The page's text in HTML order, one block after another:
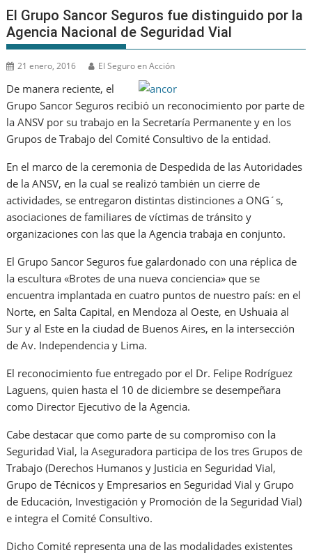
El Grupo Sancor Seguros fue distinguido por la
Agencia Nacional de Seguridad Vial
21 enero, 2016 El Seguro en Acción
De manera reciente, el
Grupo Sancor Seguros recibió un reconocimiento por parte de
la ANSV por su trabajo en la Secretaría Permanente y en los
Grupos de Trabajo del Comité Consultivo de la entidad.
En el marco de la ceremonia de Despedida de las Autoridades
de la ANSV, en la cual se realizó también un cierre de
actividades, se entregaron distintas distinciones a ONG´s,
asociaciones de familiares de víctimas de tránsito y
organizaciones con las que la Agencia trabaja en conjunto.
El Grupo Sancor Seguros fue galardonado con una réplica de
la escultura «Brotes de una nueva conciencia» que se
encuentra implantada en cuatro puntos de nuestro país: en el
Norte, en Salta Capital, en Mendoza al Oeste, en Ushuaia al
Sur y al Este en la ciudad de Buenos Aires, en la intersección
de Av. Independencia y Lima.
El reconocimiento fue entregado por el Dr. Felipe Rodríguez
Laguens, quien hasta el 10 de diciembre se desempeñara
como Director Ejecutivo de la Agencia.
Cabe destacar que como parte de su compromiso con la
Seguridad Vial, la Aseguradora participa de los tres Grupos de
Trabajo (Derechos Humanos y Justicia en Seguridad Vial,
Grupo de Técnicos y Empresarios en Seguridad Vial y Grupo
de Educación, Investigación y Promoción de la Seguridad Vial)
e integra el Comité Consultivo.
Dicho Comité representa una de las modalidades existentes